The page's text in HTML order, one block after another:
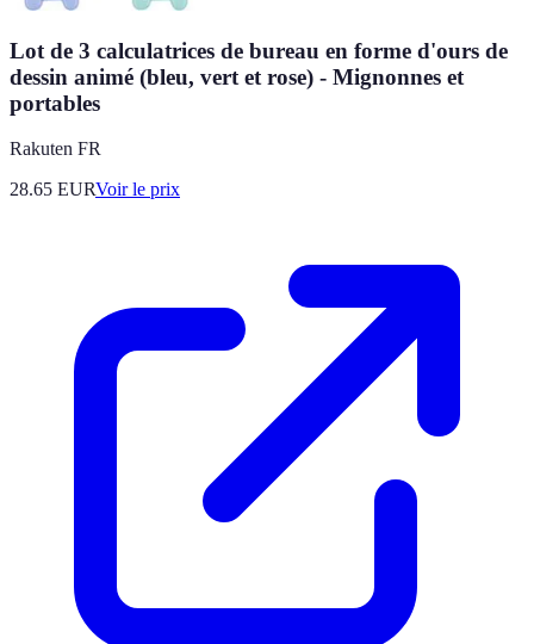
Lot de 3 calculatrices de bureau en forme d'ours de
dessin animé (bleu, vert et rose) - Mignonnes et
portables
Rakuten FR
28.65 EURVoir le prix